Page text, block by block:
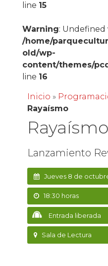
line 15
Warning: Undefined
/home/
old/wp-
content/themes/
line 16
Inicio »
Rayaísmo
Rayaísmo
Lanzamiento
Jueves 8 de
18:30 horas
Entrada liberada
Sala de Lectura